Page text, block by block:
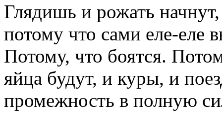
Глядишь и рожать
потому что сами еле-еле
Потому, что боятся.
яйца будут, и куры, и
промежность в полную